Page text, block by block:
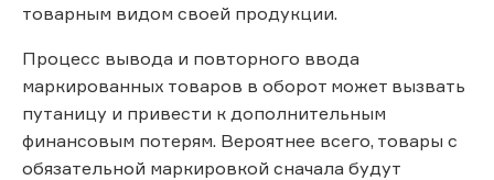
товарным видом своей продукции.
Процесс вывода и повторного ввода
маркированных товаров в оборот может вызвать
путаницу и привести к дополнительным
финансовым потерям. Вероятнее всего, товары с
обязательной маркировкой сначала будут